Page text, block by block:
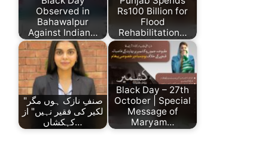
Observed in
Bahawalpur
Against Indian…
Rs100 Billion for
Flood
Rehabilitation…
"صنفِ نازک ہوں مگر
لکیر کی فقیر نہیں" از
کہکشاں…
Black Day – 27th
October | Special
Message of
Maryam…